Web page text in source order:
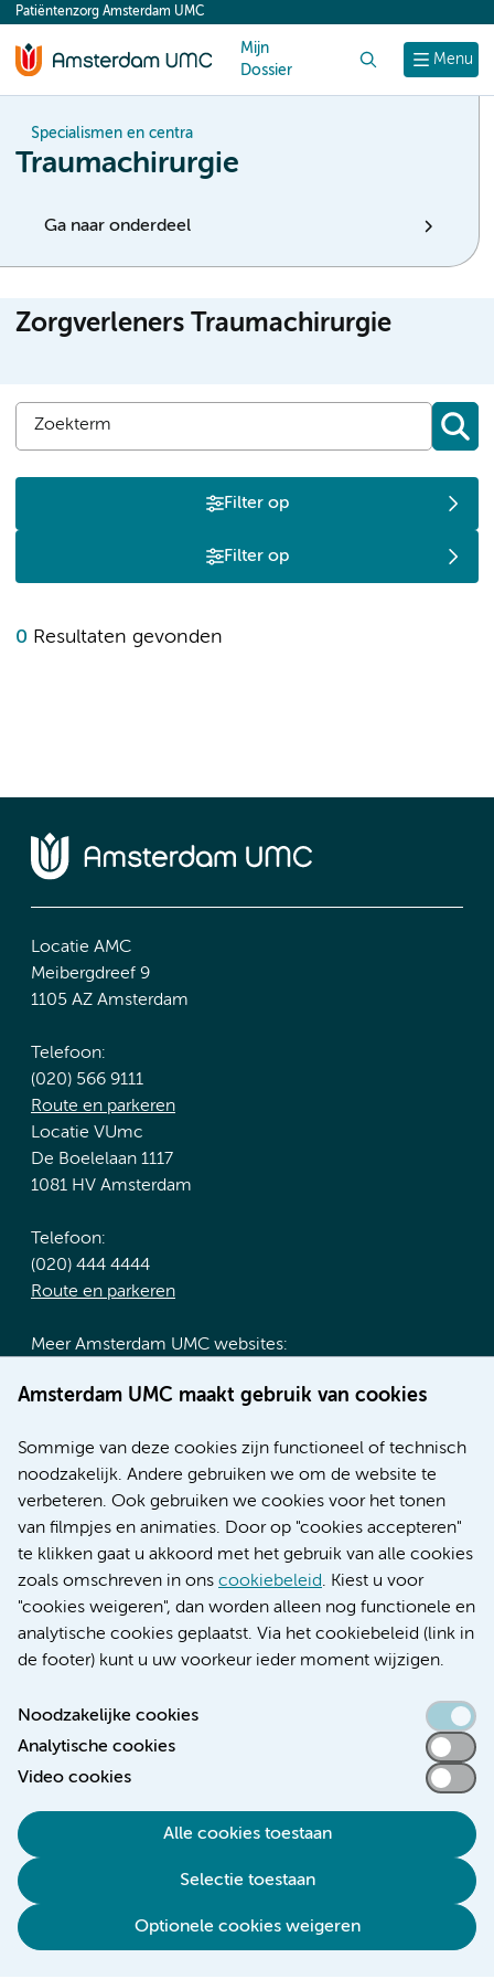
content
Amsterdam UMC maakt gebruik van cookies
Sommige van deze cookies zijn functioneel of technisch
noodzakelijk. Andere gebruiken we om de website te
verbeteren. Ook gebruiken we cookies voor het tonen
van filmpjes en animaties. Door op "cookies accepteren"
te klikken gaat u akkoord met het gebruik van alle cookies
zoals omschreven in ons cookiebeleid. Kiest u voor
"cookies weigeren", dan worden alleen nog functionele en
analytische cookies geplaatst. Via het cookiebeleid (link in
de footer) kunt u uw voorkeur ieder moment wijzigen.
Noodzakelijke cookies
Analytische cookies
Video cookies
Alle cookies toestaan
Selectie toestaan
Optionele cookies weigeren
Menu
Patiëntenzorg Amsterdam UMC
Mijn
Dossier
Specialismen en centra
Traumachirurgie
Ga naar onderdeel
Zorgverleners Traumachirurgie
Filter op
Filter op
0 Resultaten gevonden
Locatie AMC
Meibergdreef 9
1105 AZ Amsterdam
Telefoon:
(020) 566 9111
Route en parkeren
Locatie VUmc
De Boelelaan 1117
1081 HV Amsterdam
Telefoon:
(020) 444 4444
Route en parkeren
Meer Amsterdam UMC websites:
Werken bij Amsterdam UMC
Nieuws
Research
Educatie locatie AMC
Educatie locatie VUmc
Verwijzen & diagnostiek
Toegankelijkheidsverklaring
Responsible disclosure